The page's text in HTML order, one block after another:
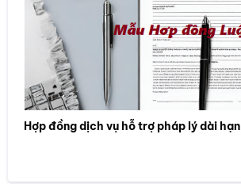
Hợp đồng dịch vụ hỗ trợ pháp lý dài hạn